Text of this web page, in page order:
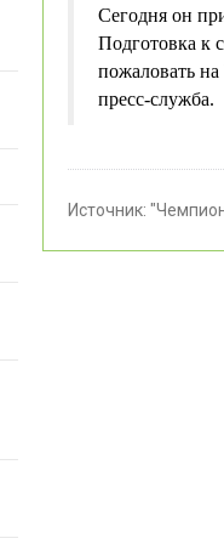
Сегодня он
Подготовка к
пожаловать
пресс-служба.
Источник: